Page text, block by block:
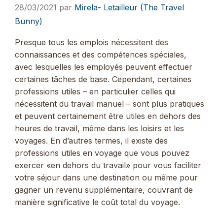
28/03/2021 par Mirela- Letailleur (The Travel
Bunny)
Presque tous les emplois nécessitent des
connaissances et des compétences spéciales,
avec lesquelles les employés peuvent effectuer
certaines tâches de base. Cependant, certaines
professions utiles – en particulier celles qui
nécessitent du travail manuel – sont plus pratiques
et peuvent certainement être utiles en dehors des
heures de travail, même dans les loisirs et les
voyages. En d’autres termes, il existe des
professions utiles en voyage que vous pouvez
exercer «en dehors du travail» pour vous faciliter
votre séjour dans une destination ou même pour
gagner un revenu supplémentaire, couvrant de
manière significative le coût total du voyage.